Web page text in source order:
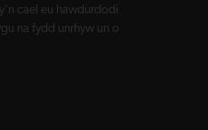
cael eu hawdurdodi
na fydd unrhyw un o